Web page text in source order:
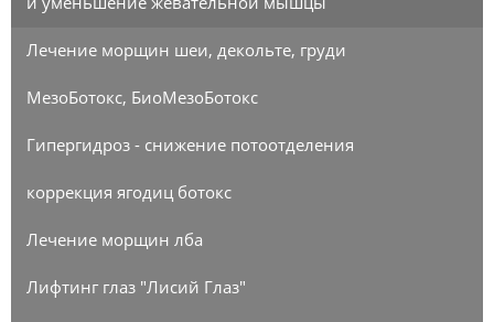
Лечение морщин шеи, декольте, груди
МезоБотокс, БиоМезоБотокс
Гипергидроз - снижение потоотделения
коррекция ягодиц ботокс
Лечение морщин лба
Лифтинг глаз "Лисий Глаз"